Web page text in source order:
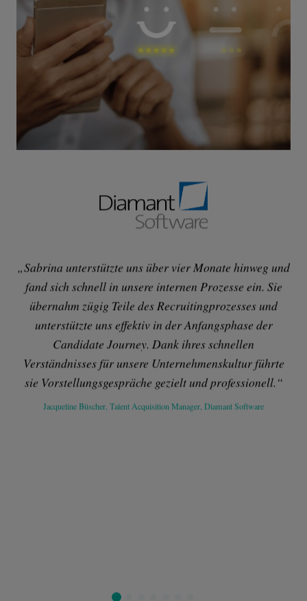
„Sabrina unterstützte uns über vier Monate hinweg und
fand sich schnell in unsere internen Prozesse ein. Sie
übernahm zügig Teile des Recruitingprozesses und
unterstützte uns effektiv in der Anfangsphase der
Candidate Journey. Dank ihres schnellen
Verständnisses für unsere Unternehmenskultur führte
sie Vorstellungsgespräche gezielt und professionell.“
Jacqueline Büscher, Talent Acquisition Manager, Diamant Software